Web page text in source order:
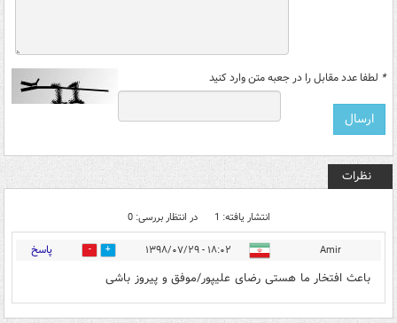
* لطفا عدد مقابل را در جعبه متن وارد کنید
نظرات
انتشار یافته: 1 در انتظار بررسی: 0
Amir ۱۸:۰۲ - ۱۳۹۸/۰۷/۲۹ 3 پاسخ
باعث افتخار ما هستی رضای علیپور/موفق و پیروز باشی